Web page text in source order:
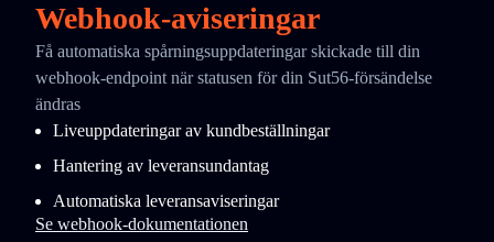
Webhook-aviseringar
Få automatiska spårningsuppdateringar skickade till din
webhook-endpoint när statusen för din Sut56-försändelse
ändras
Liveuppdateringar av kundbeställningar
Hantering av leveransundantag
Automatiska leveransaviseringar
Se webhook-dokumentationen